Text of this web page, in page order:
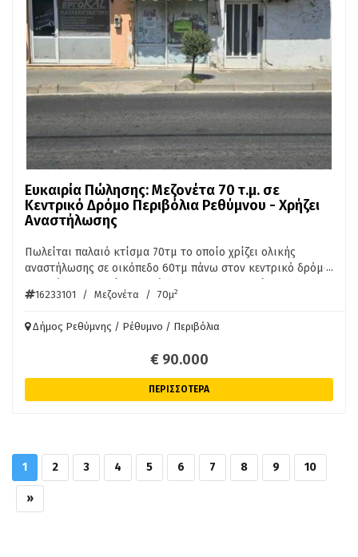
απόστασης από το κέντρο και την ποιότητα κατασκευής.
Απόσταση από το κέντρο : 700 μ. Απόσταση από τις
παραλίες: 560 μ. Τιμή πώλησης: 220.000€
Ευκαιρία Πώλησης: Μεζονέτα 70 τ.μ. σε
Κεντρικό Δρόμο Περιβόλια Ρεθύμνου - Χρήζει
Αναστήλωσης
Πωλείται παλαιό κτίσμα 70τμ το οποίο χρίζει ολικής
αναστήλωσης σε οικόπεδο 60τμ πάνω στον κεντρικό δρόμο
επαγγελματική εκμετάλλευση λόγο του οτι εχει πρόσοψη
90.000€ Περισσότερες πληροφορίες στο τηλέφωνο
...
16233101 / Μεζονέτα / 70μ2
Δήμος Ρεθύμνης / Ρέθυμνο / Περιβόλια
€ 90.000
ΠΕΡΙΣΣΟΤΕΡΑ
1 2 3 4 5 6 7 8 9 10
»